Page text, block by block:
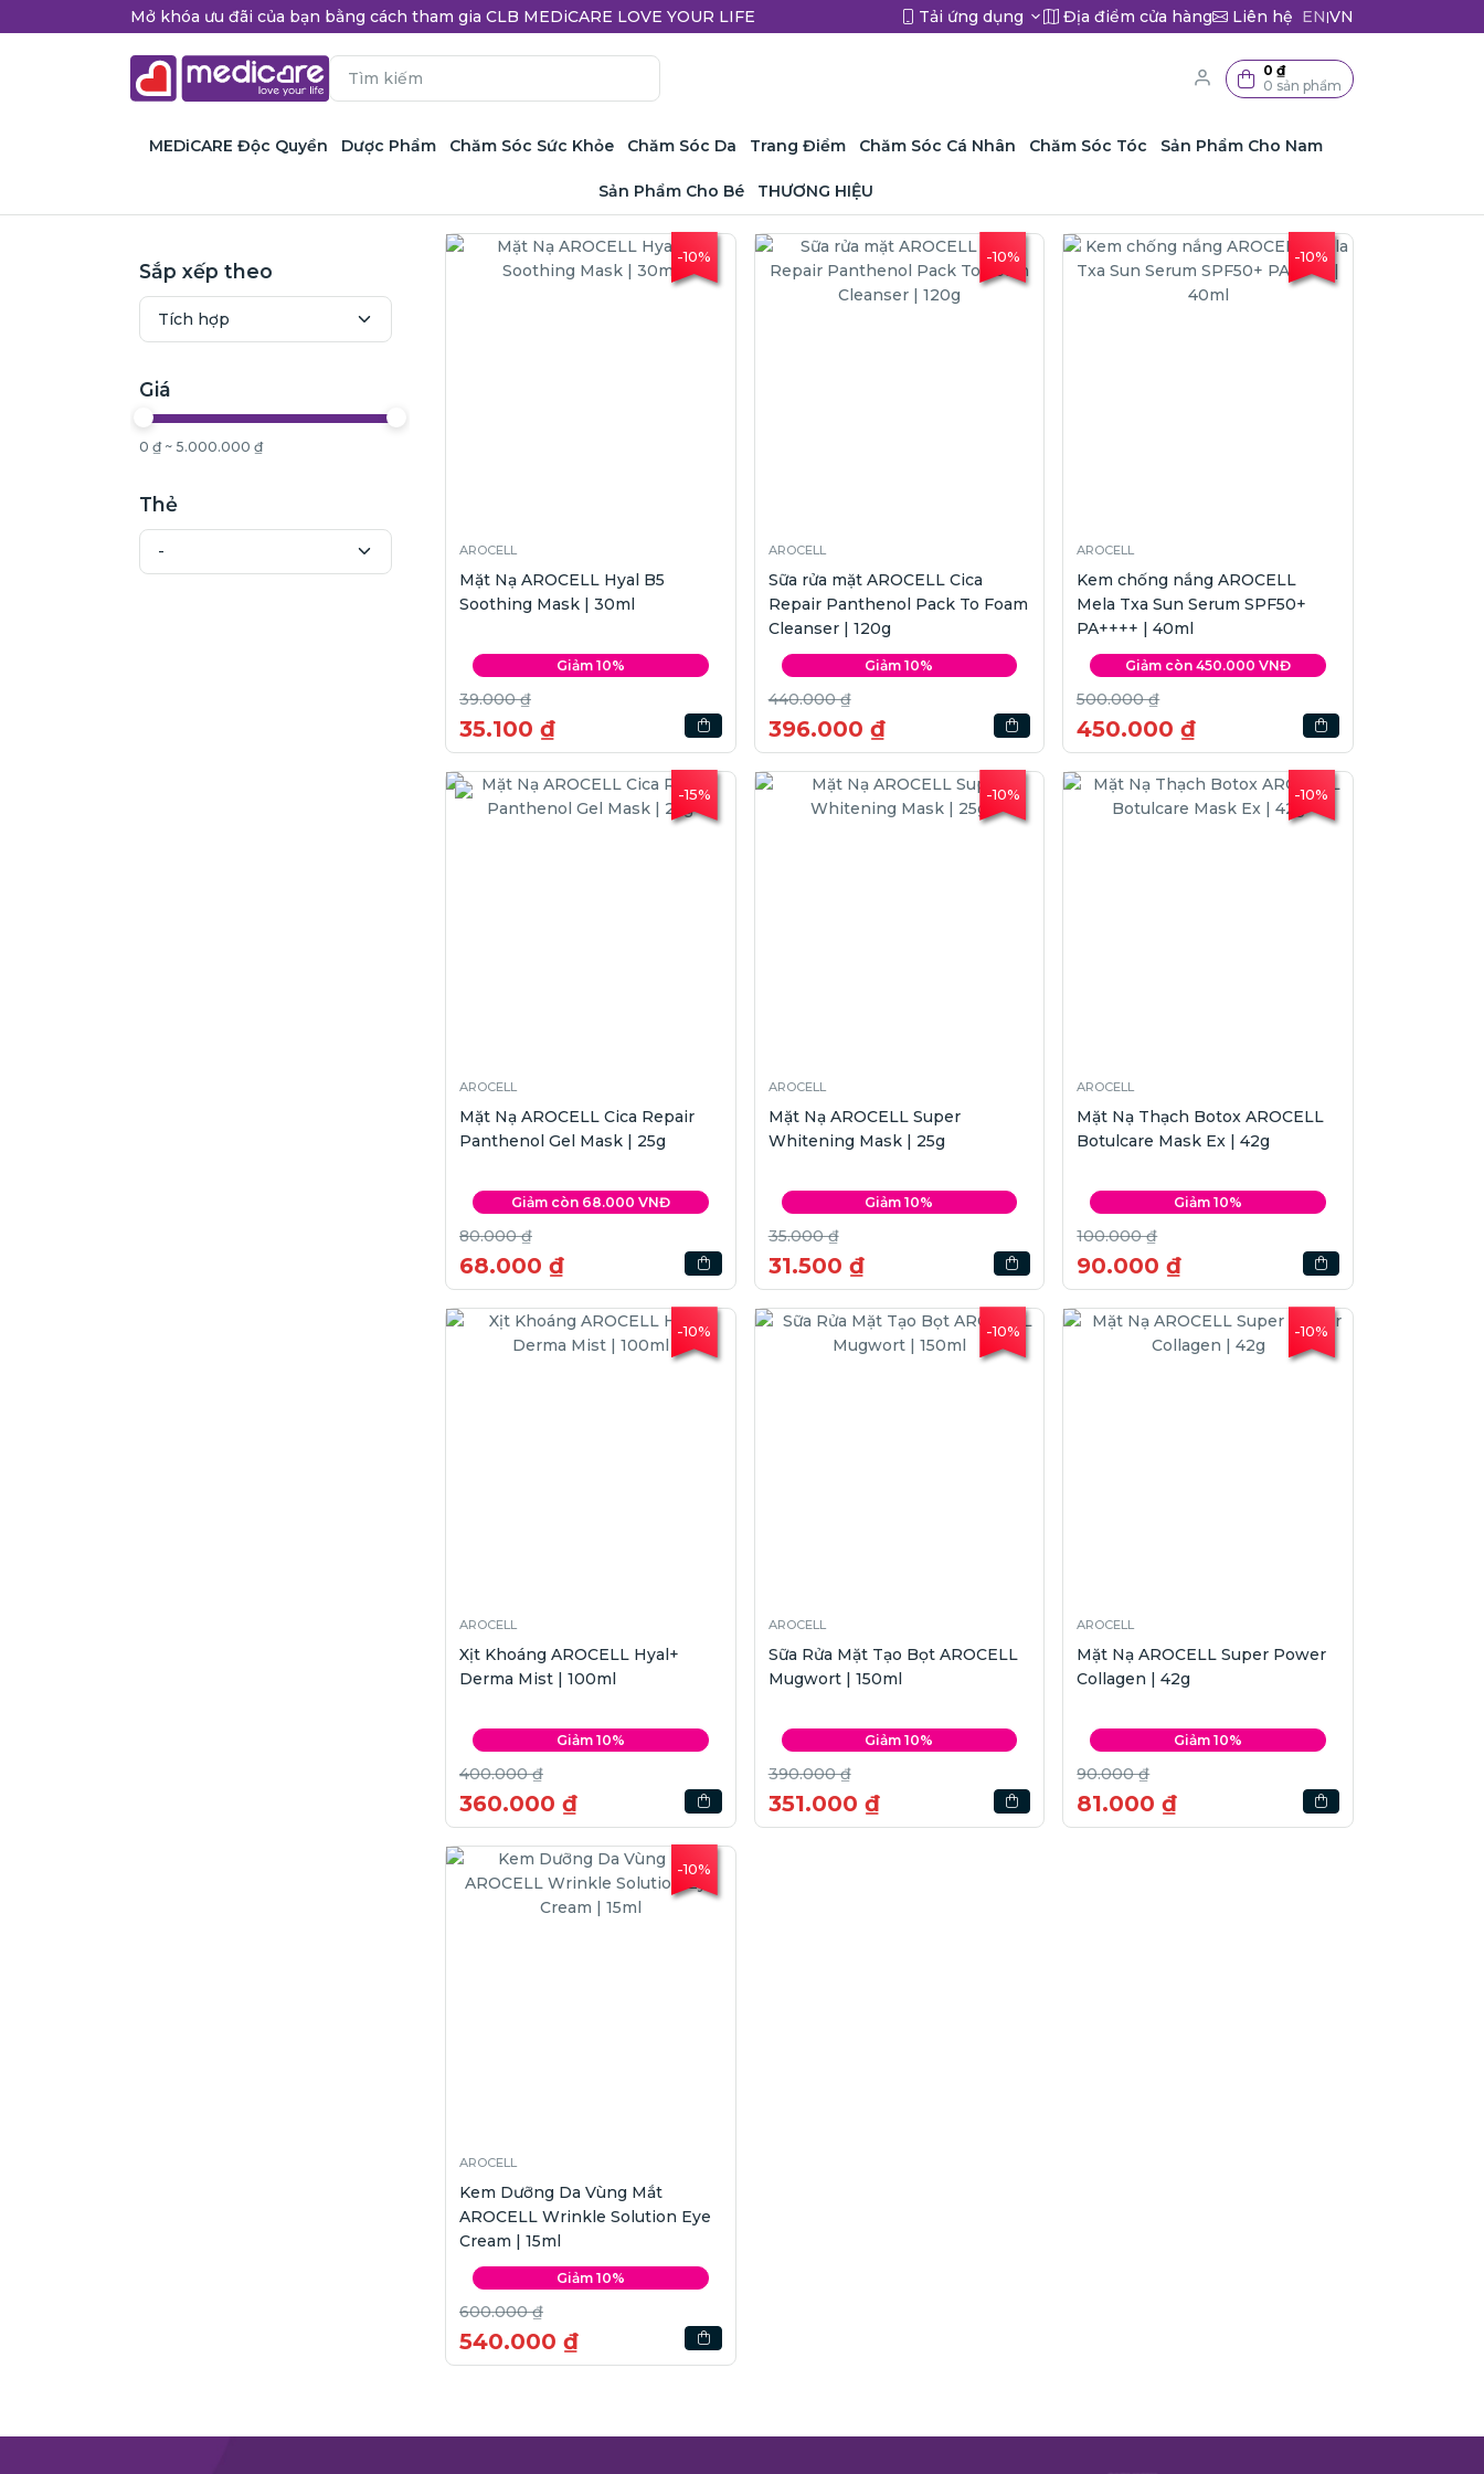
Mở khóa ưu đãi của bạn bằng cách tham gia CLB MEDiCARE LOVE YOUR LIFE Tải ứng dụng Địa điểm cửa hàng Liên hệ EN|VN
0 ₫
0 sản phẩm
MEDiCARE Độc Quyền Dược Phẩm Chăm Sóc Sức Khỏe Chăm Sóc Da Trang Điểm Chăm Sóc Cá Nhân Chăm Sóc Tóc Sản Phẩm Cho Nam
Sản Phẩm Cho Bé THƯƠNG HIỆU
Sắp xếp theo
Giá
0 ₫ ~ 5.000.000 ₫
Thẻ
-10%
AROCELL
Mặt Nạ AROCELL Hyal B5
Soothing Mask | 30ml
Giảm 10%
39.000 ₫
35.100 ₫
-10%
AROCELL
Sữa rửa mặt AROCELL Cica
Repair Panthenol Pack To Foam
Cleanser | 120g
Giảm 10%
440.000 ₫
396.000 ₫
-10%
AROCELL
Kem chống nắng AROCELL
Mela Txa Sun Serum SPF50+
PA++++ | 40ml
Giảm còn 450.000 VNĐ
500.000 ₫
450.000 ₫
-15%
AROCELL
Mặt Nạ AROCELL Cica Repair
Panthenol Gel Mask | 25g
Giảm còn 68.000 VNĐ
80.000 ₫
68.000 ₫
-10%
AROCELL
Mặt Nạ AROCELL Super
Whitening Mask | 25g
Giảm 10%
35.000 ₫
31.500 ₫
-10%
AROCELL
Mặt Nạ Thạch Botox AROCELL
Botulcare Mask Ex | 42g
Giảm 10%
100.000 ₫
90.000 ₫
-10%
AROCELL
Xịt Khoáng AROCELL Hyal+
Derma Mist | 100ml
Giảm 10%
400.000 ₫
360.000 ₫
-10%
AROCELL
Sữa Rửa Mặt Tạo Bọt AROCELL
Mugwort | 150ml
Giảm 10%
390.000 ₫
351.000 ₫
-10%
AROCELL
Mặt Nạ AROCELL Super Power
Collagen | 42g
Giảm 10%
90.000 ₫
81.000 ₫
-10%
AROCELL
Kem Dưỡng Da Vùng Mắt
AROCELL Wrinkle Solution Eye
Cream | 15ml
Giảm 10%
600.000 ₫
540.000 ₫